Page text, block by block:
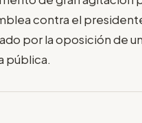
contra el
por la oposición de
pública.